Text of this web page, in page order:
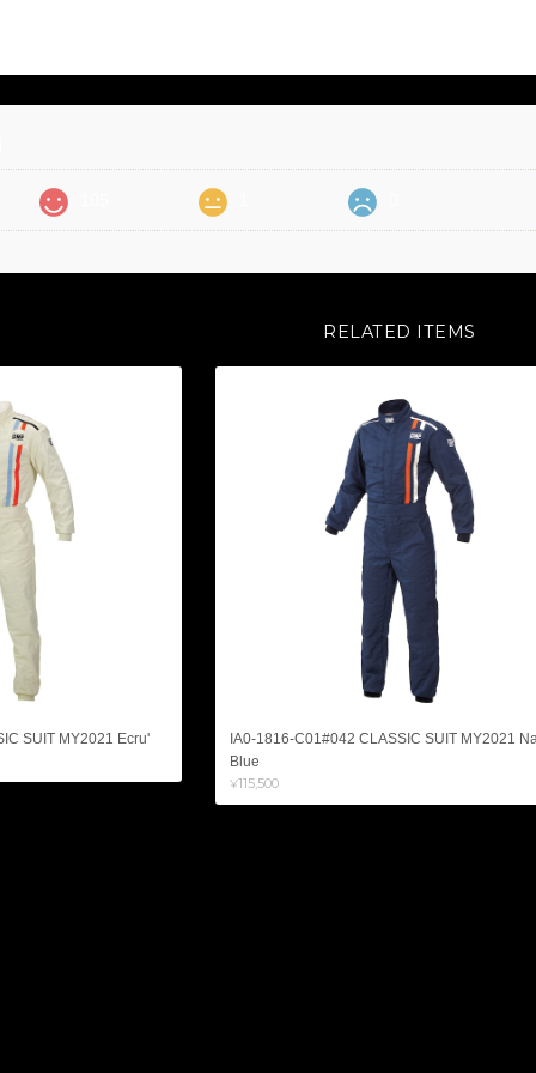
RELATED ITEMS
SUIT MY2021 Ecru'
IA0-1816-C01#042 CLASSIC SUIT MY2021
Blue
¥115,500